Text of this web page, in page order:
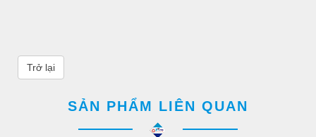
Trở lại
SẢN PHẨM LIÊN QUAN